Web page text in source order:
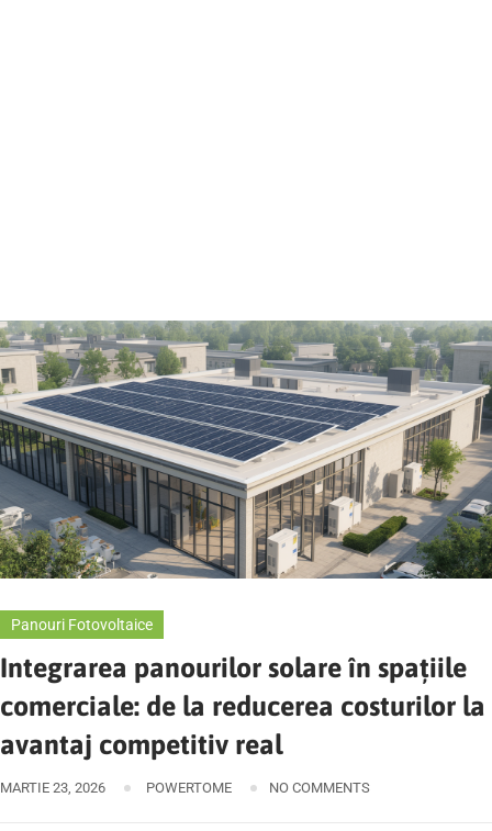
Panouri Fotovoltaice
Integrarea panourilor solare în spațiile
comerciale: de la reducerea costurilor la
avantaj competitiv real
MARTIE 23, 2026 POWERTOME NO COMMENTS